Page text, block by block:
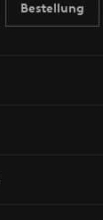
Bestellung